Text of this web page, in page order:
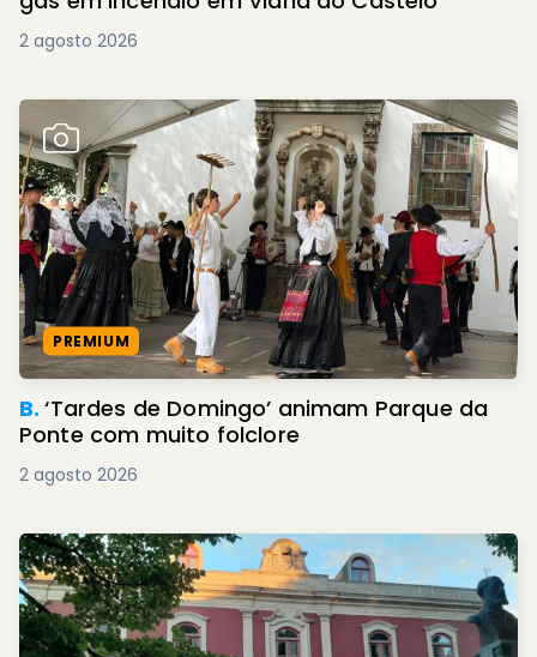
2 agosto 2026
PREMIUM
B.‘Tardes de Domingo’ animam Parque da
Ponte com muito folclore
2 agosto 2026